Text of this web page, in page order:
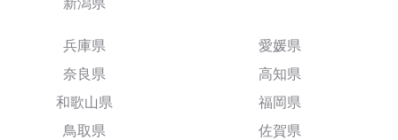
新潟県
兵庫県
奈良県
和歌山県
鳥取県
愛媛県
高知県
福岡県
佐賀県